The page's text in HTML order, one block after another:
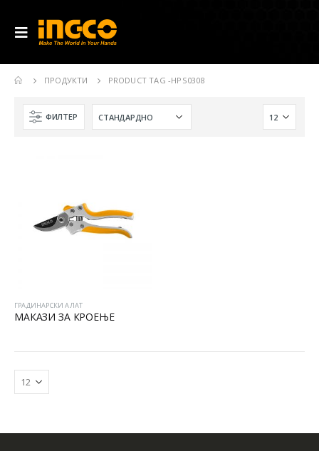
ПРОДУКТИ PRODUCT TAG -HPS0308
ФИЛТЕР
ГРАДИНАРСКИ АЛАТ
МАКАЗИ ЗА КРОЕЊЕ